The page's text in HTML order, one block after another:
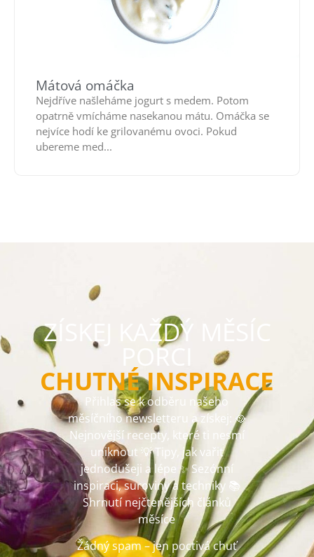
Mátová omáčka
Nejdříve našleháme jogurt s medem. Potom
opatrně vmícháme nasekanou mátu. Omáčka se
nejvíce hodí ke grilovanému ovoci. Pokud
ubereme med...
ZÍSKEJ KAŽDÝ MĚSÍC
PORCI
CHUTNÉ INSPIRACE
Přihlas se k odběru našeho
měsíčního newsletteru a získej: 🥘
Nejnovější recepty, které ti nesmí
uniknout 💡 Tipy, jak vařit
jednodušeji a lépe ✨ Sezónní
inspiraci, suroviny a techniky 📚
Shrnutí nejčtenějších článků
měsíce
Žádný spam – jen poctivá chuť